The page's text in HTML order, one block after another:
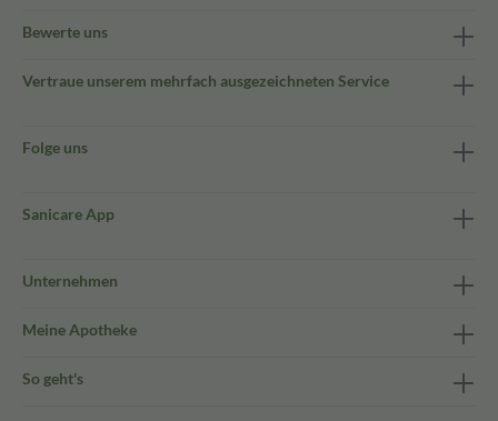
Bewerte uns
Vertraue unserem mehrfach ausgezeichneten Service
Folge uns
Sanicare App
Unternehmen
Meine Apotheke
So geht's